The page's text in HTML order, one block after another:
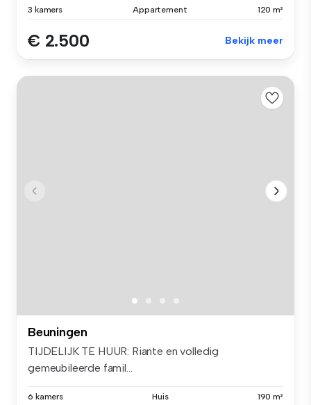
3 kamers Appartement 120 m²
€ 2.500 Bekijk meer
Beuningen
TIJDELIJK TE HUUR: Riante en volledig
gemeubileerde famil...
6 kamers Huis 190 m²